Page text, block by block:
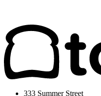
333 Summer Street